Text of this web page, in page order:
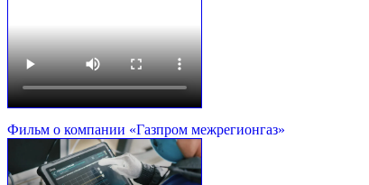
Фильм о компании «Газпром межрегионгаз»